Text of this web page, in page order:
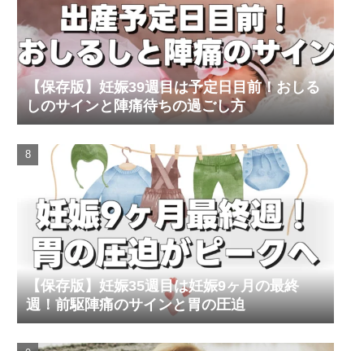
【保存版】妊娠39週目は予定日目前！おしる
しのサインと陣痛待ちの過ごし方
【保存版】妊娠35週目は妊娠9ヶ月の最終
週！前駆陣痛のサインと胃の圧迫